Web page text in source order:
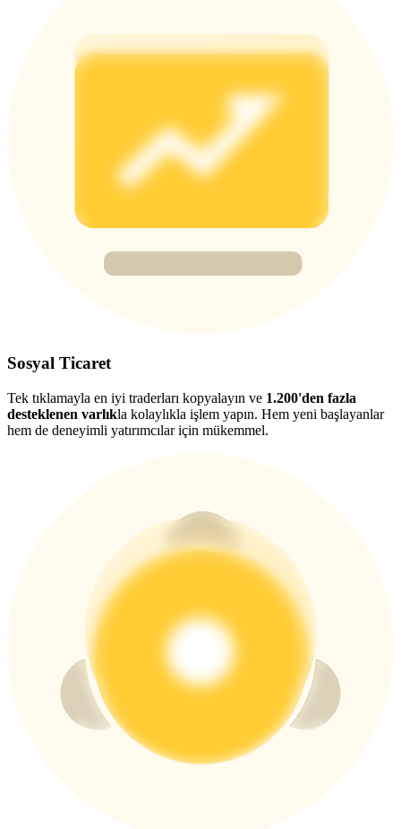
BTC Welcome Rewards
Deposit & Trade BTC to Share 25000 USDT prize pool!
Deposit CASHCAT & Win
Share 500000 CASHCAT prize pool
Register & Trade to Win 500,000 USDT
Precious Metals Trading Carnival
BTC New User Exclusive: 6.5% APR
BTC Flexible Staking | Daily Rewards
Sosyal Ticaret
Tek tıklamayla en iyi traderları kopyalayın ve 1.200'den fazla
desteklenen varlıkla kolaylıkla işlem yapın. Hem yeni başlayanlar
hem de deneyimli yatırımcılar için mükemmel.